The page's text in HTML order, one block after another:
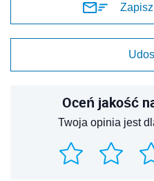
Oceń jakość
Twoja opinia jest